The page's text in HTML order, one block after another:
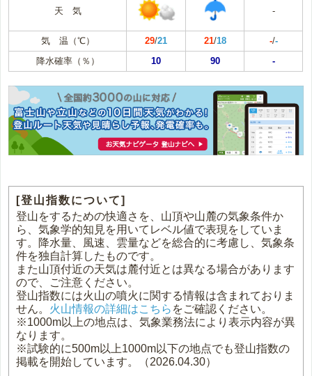
天 気 -
気 温（℃） 29/21 21/18 -/-
降水確率（％）
10 90 -
[登山指数について]
登山をするための快適さを、山頂や山麓の気象条件か
ら、気象学的知見を用いてレベル値で表現をしていま
す。降水量、風速、雲量などを総合的に考慮し、気象条
件を独自計算したものです。
また山頂付近の天気は麓付近とは異なる場合があります
ので、ご注意ください。
登山指数には火山の噴火に関する情報は含まれておりま
せん。 火山情報の詳細はこちら をご確認ください。
※1000m以上の地点は、気象業務法により表示内容が異
なります。
※試験的に500m以上1000m以下の地点でも登山指数の
掲載を開始しています。（2026.04.30）